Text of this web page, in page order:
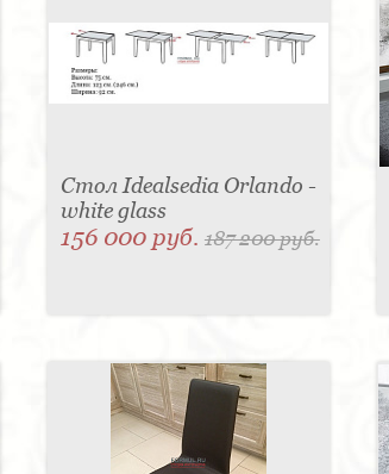
Стол Idealsedia Orlando -
white glass
156 000 руб. 187 200 руб.